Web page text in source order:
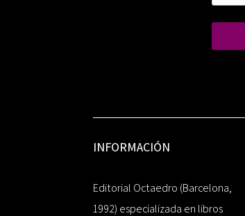
INFORMACIÓN
Editorial Octaedro (Barcelona,
1992) especializada en libros